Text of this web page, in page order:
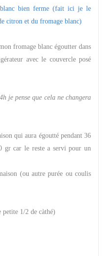
blanc bien ferme (fait ici je le
citron et du fromage blanc)
fromage blanc égoutter dans
avec le couvercle posé
je pense que cela ne changera
qui aura égoutté pendant 36
gr car le reste a servi pour un
(ou autre purée ou coulis
petite 1/2 de càthé)